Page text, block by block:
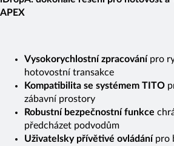
APEX
Vysokorychlostní zpracovánípro
hotovostní transakce
Kompatibilita se systémem TITO
zábavní prostory
Robustní bezpečnostní funkce
předcházet podvodům
Uživatelsky přívětivé ovládánípro